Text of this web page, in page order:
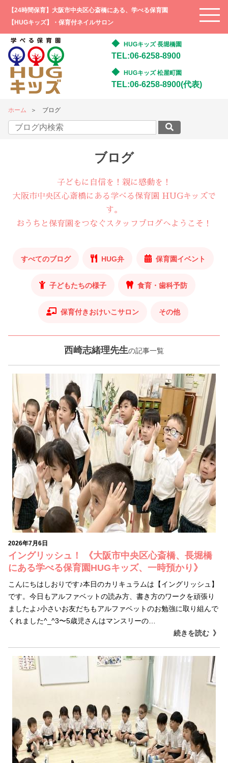
【24時間保育】大阪市中央区心斎橋にある、学べる保育園
【HUGキッズ】・保育付ネイルサロン
HUGキッズ 長堀橋園
TEL:06-6258-8900
HUGキッズ 松屋町園
TEL:06-6258-8900(代表)
ホーム ブログ
ブログ
子どもに自信を！親に感動を！
大阪市中央区心斎橋にある学べる保育園 HUGキッズで
す。
おうちと保育園をつなぐスタッフブログへようこそ！
すべてのブログ HUG弁 保育園イベント
子どもたちの様子 食育・歯科予防
保育付きおけいこサロン その他
西崎志緒理先生の記事一覧
2026年7月6日
イングリッシュ！ 《大阪市中央区心斎橋、長堀橋
にある学べる保育園HUGキッズ、一時預かり》
こんにちはしおりです♪本日のカリキュラムは【イングリッシュ】
です。今日もアルファベットの読み方、書き方のワークを頑張り
ましたよ♪小さいお友だちもアルファベットのお勉強に取り組んで
くれました^_^3〜5歳児さんはマンスリーの…
続きを読む